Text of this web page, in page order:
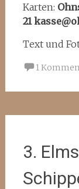
Karten:
21
Text und
1
3.